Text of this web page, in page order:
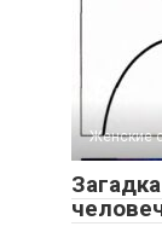
Женские